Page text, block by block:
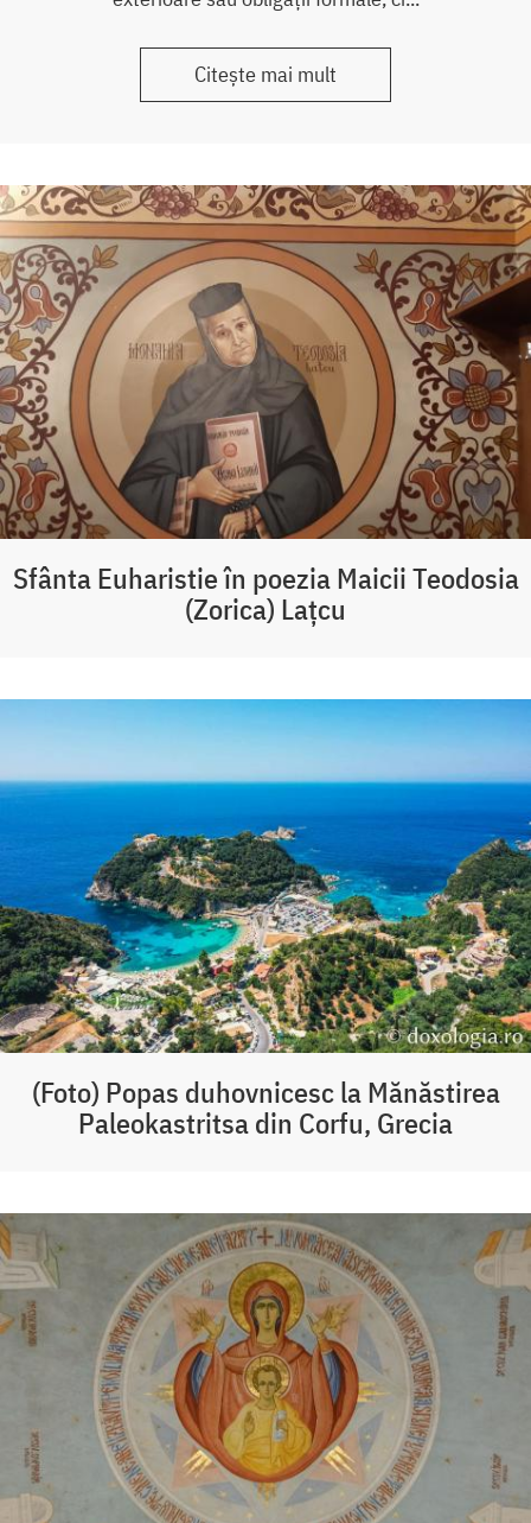
Citește mai mult
Sfânta Euharistie în poezia Maicii Teodosia
(Zorica) Lațcu
(Foto) Popas duhovnicesc la Mănăstirea
Paleokastritsa din Corfu, Grecia